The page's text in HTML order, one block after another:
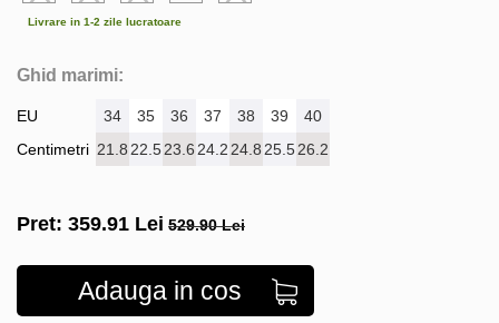
Livrare in 1-2 zile lucratoare
Ghid marimi:
EU
Centimetri
34 35 36 37 38 39
40
21.8 22.523.6 24.2 24.8 25.526.2
Pret: 359.91 Lei 529.90 Lei
Adauga in cos